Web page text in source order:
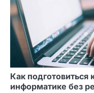
ц
и
п
о
Как
информатике без